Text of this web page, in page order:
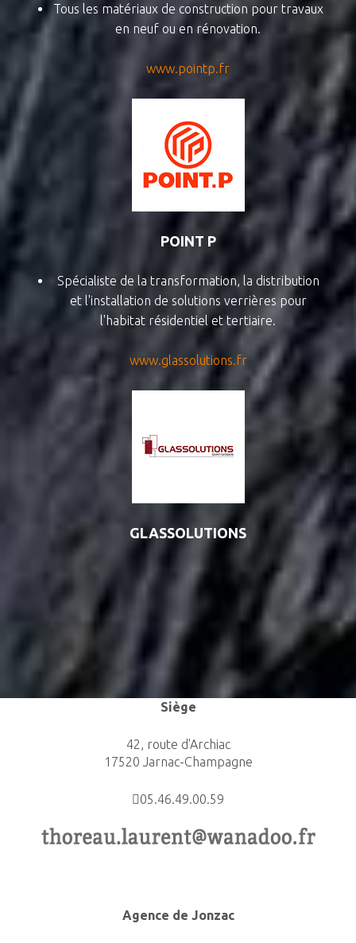
Tous les matériaux de construction pour travaux
en neuf ou en rénovation.
www.pointp.fr
POINT P
Spécialiste de la transformation, la distribution
et l'installation de solutions verrières pour
l'habitat résidentiel et tertiaire.
www.glassolutions.fr
GLASSOLUTIONS
Siège
42, route d'Archiac
17520 Jarnac-Champagne
05.46.49.00.59
Agence de Jonzac